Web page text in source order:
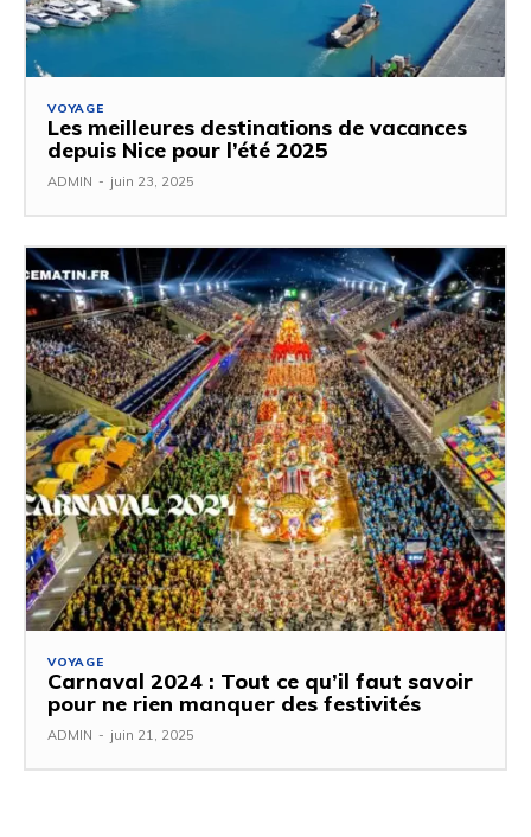
VOYAGE
Les meilleures destinations de vacances
depuis Nice pour l’été 2025
ADMIN - juin 23, 2025
VOYAGE
Carnaval 2024 : Tout ce qu’il faut savoir
pour ne rien manquer des festivités
ADMIN - juin 21, 2025